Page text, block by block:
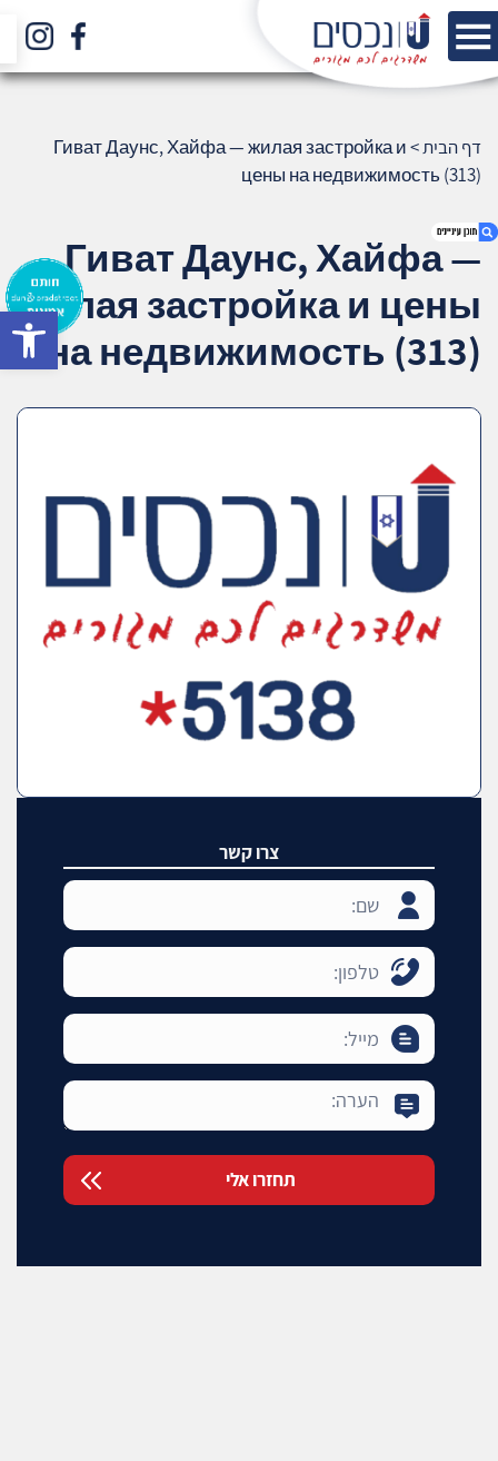
1. Гиват Даунс, Хайфа — жилая застройка
и цены на недвижимость (313)
3. שאלתם ? ענינו !
דף הבית>
Гиват Даунс, Хайфа — жилая застройка и
цены на недвижимость (313)
Гиват Даунс, Хайфа —
жилая застройка и цены
на недвижимость (313)
צרו קשר